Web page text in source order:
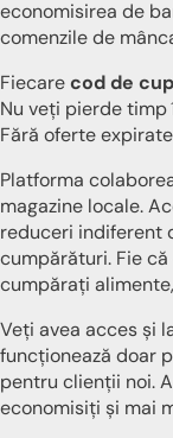
economisirea de
comenzile de
Fiecarecod de
Nu veți pierde
Fără oferte
Platforma
magazine locale.
reduceri indiferent
cumpărături. Fie
cumpărați
Veți avea acces și
funcționează doar
pentru clienții noi.
economisiți și mai